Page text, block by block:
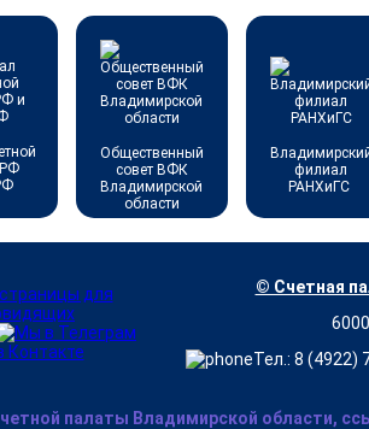
Общественный
совет ВФК
Владимирской
области
филиал
РАНХиГС
© Счетная
Тел.: 8 (4922)
палаты Владимирской области,